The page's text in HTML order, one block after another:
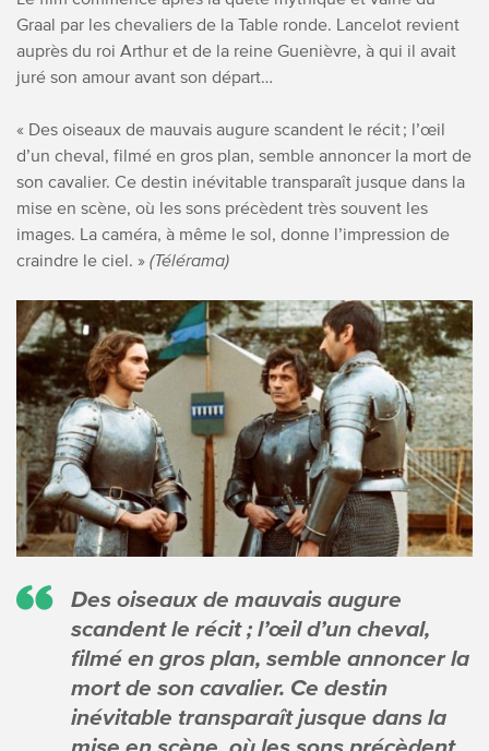
Graal par les chevaliers de la Table ronde. Lancelot revient
auprès du roi Arthur et de la reine Guenièvre, à qui il avait
juré son amour avant son départ…
« Des oiseaux de mauvais augure scandent le récit ; l’œil
d’un cheval, filmé en gros plan, semble annoncer la mort de
son cavalier. Ce destin inévitable transparaît jusque dans la
mise en scène, où les sons précèdent très souvent les
images. La caméra, à même le sol, donne l’impression de
craindre le ciel. » (Télérama)
Des oiseaux de mauvais augure
scandent le récit ; l’œil d’un cheval,
filmé en gros plan, semble annoncer la
mort de son cavalier. Ce destin
inévitable transparaît jusque dans la
mise en scène, où les sons précèdent